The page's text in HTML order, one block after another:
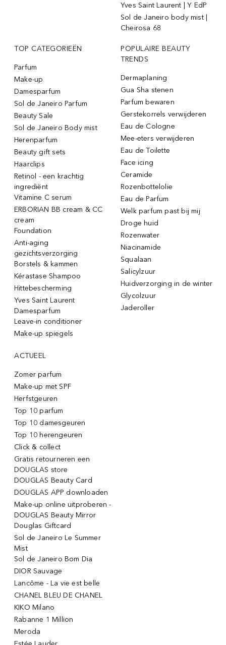
Yves Saint Laurent | Y EdP
Sol de Janeiro body mist |
Cheirosa 68
TOP CATEGORIEËN
Parfum
Make-up
Damesparfum
Sol de Janeiro Parfum
Beauty Sale
Sol de Janeiro Body mist
Herenparfum
Beauty gift sets
Haarclips
Retinol - een krachtig
ingrediënt
Vitamine C serum
ERBORIAN BB cream & CC
cream
Foundation
Anti-aging
gezichtsverzorging
Borstels & kammen
Kérastase Shampoo
Hittebescherming
Yves Saint Laurent
Damesparfum
Leave-in conditioner
Make-up spiegels
POPULAIRE BEAUTY
TRENDS
Dermaplaning
Gua Sha stenen
Parfum bewaren
Gerstekorrels verwijderen
Eau de Cologne
Mee-eters verwijderen
Eau de Toilette
Face icing
Ceramide
Rozenbottelolie
Eau de Parfum
Welk parfum past bij mij
Droge huid
Rozenwater
Niacinamide
Squalaan
Salicylzuur
Huidverzorging in de winter
Glycolzuur
Jaderoller
ACTUEEL
Zomer parfum
Make-up met SPF
Herfstgeuren
Top 10 parfum
Top 10 damesgeuren
Top 10 herengeuren
Click & collect
Gratis retourneren een
DOUGLAS store
DOUGLAS Beauty Card
DOUGLAS APP downloaden
Make-up online uitproberen -
DOUGLAS Beauty Mirror
Douglas Giftcard
Sol de Janeiro Le Summer
Mist
Sol de Janeiro Bom Dia
DIOR Sauvage
Lancôme - La vie est belle
CHANEL BLEU DE CHANEL
KIKO Milano
Rabanne 1 Million
Meroda